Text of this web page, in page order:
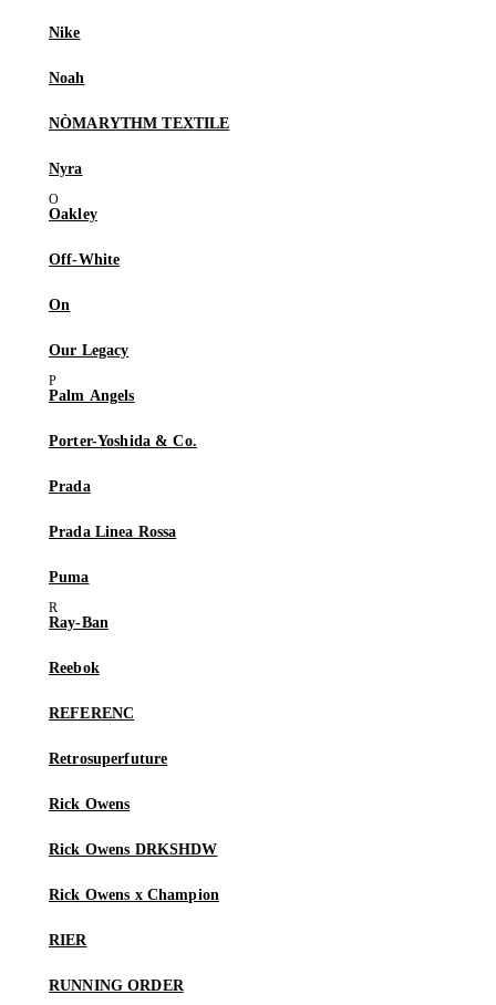
Nike
Noah
NÒMARYTHM TEXTILE
Nyra
Oakley
Off-White
On
Our Legacy
Palm Angels
Porter-Yoshida & Co.
Prada
Prada Linea Rossa
Puma
Ray-Ban
Reebok
REFERENC
Retrosuperfuture
Rick Owens
Rick Owens DRKSHDW
Rick Owens x Champion
RIER
RUNNING ORDER